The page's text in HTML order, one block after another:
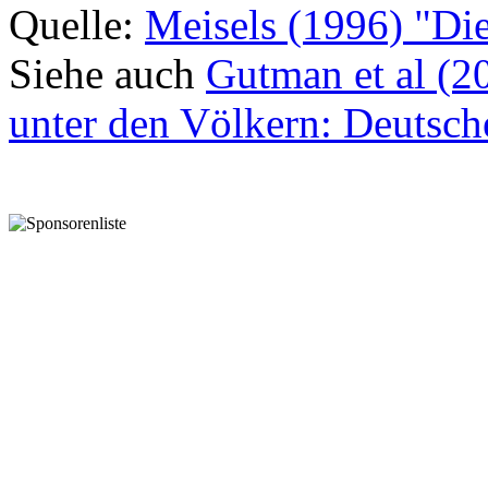
Quelle: Meisels (1996)
Siehe auch Gutman et al
unter den Völkern: